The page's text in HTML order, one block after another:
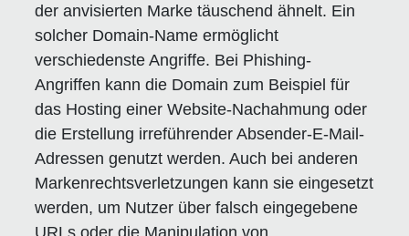
der anvisierten Marke täuschend ähnelt. Ein
solcher Domain-Name ermöglicht
verschiedenste Angriffe. Bei Phishing-
Angriffen kann die Domain zum Beispiel für
das Hosting einer Website-Nachahmung oder
die Erstellung irreführender Absender-E-Mail-
Adressen genutzt werden. Auch bei anderen
Markenrechtsverletzungen kann sie eingesetzt
werden, um Nutzer über falsch eingegebene